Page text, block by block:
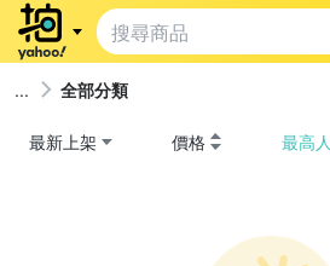
全部分類
最新上架 價格 最高